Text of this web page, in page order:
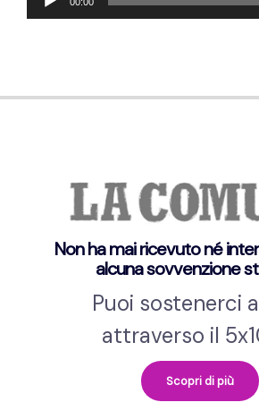
Player
Non ha mai ricevuto né
alcuna sovvenzione
Puoi sostenerci
attraverso il
Scopri di più